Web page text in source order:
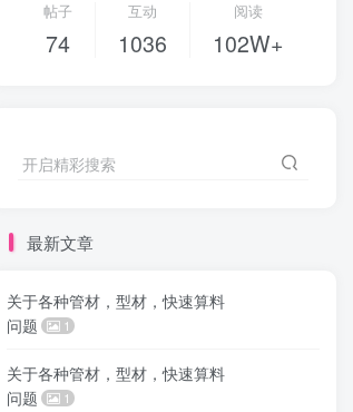
帖子
74
互动
1036
阅读
102W+
开启精彩搜索
最新文章
关于各种管材，型材，快速算料
问题
1
关于各种管材，型材，快速算料
问题
1